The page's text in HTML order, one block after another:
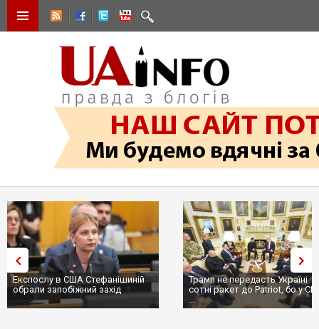
Експослу в США Стефанішиній
обрали запобіжний захід
Трамп не передасть Україні
сотні ракет до Patriot, бо у
...